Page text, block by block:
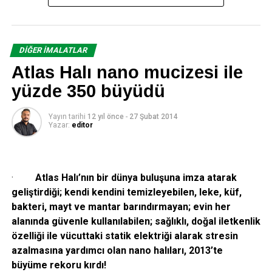
Türkiye’den yapılan ihracat ile yurtdışı üretiminden satışların
içindeki payı % 47 mertebesinde olup, yılsonu itibariyle
Topluluğun Türkiye’den yapılan ihracatı 837 milyon ABD
doları seviyesinde gerçekleşti.
DIĞER İMALATLAR
Atlas Halı nano mucizesi ile
yüzde 350 büyüdü
Yayın tarihi 12 yıl önce - 27 Şubat 2014
Yazar: editor
· Atlas Halı’nın bir dünya buluşuna imza atarak
geliştirdiği; kendi kendini temizleyebilen, leke, küf,
bakteri, mayt ve mantar barındırmayan; evin her
alanında güvenle kullanılabilen; sağlıklı, doğal iletkenlik
özelliği ile vücuttaki statik elektriği alarak stresin
azalmasına yardımcı olan nano halıları, 2013’te
büyüme rekoru kırdı!